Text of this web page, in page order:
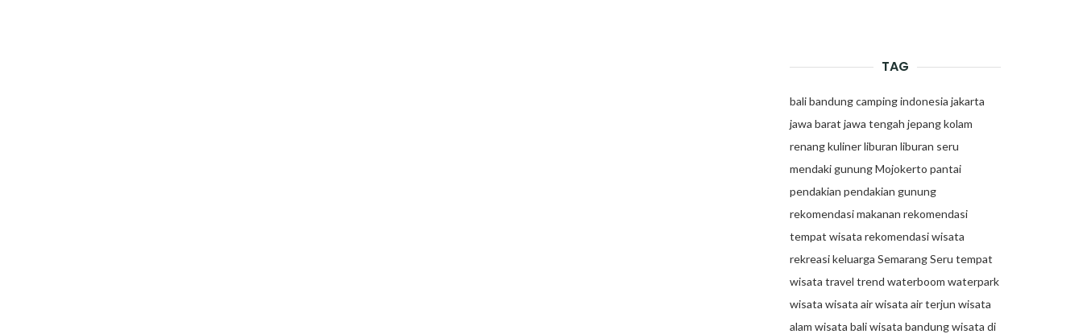
TAG
bali bandung camping indonesia jakarta
jawa barat jawa tengah jepang kolam
renang kuliner liburan liburan seru
mendaki gunung Mojokerto pantai
pendakian pendakian gunung
rekomendasi makanan rekomendasi
tempat wisata rekomendasi wisata
rekreasi keluarga Semarang Seru tempat
wisata travel trend waterboom waterpark
wisata wisata air wisata air terjun wisata
alam wisata bali wisata bandung wisata di